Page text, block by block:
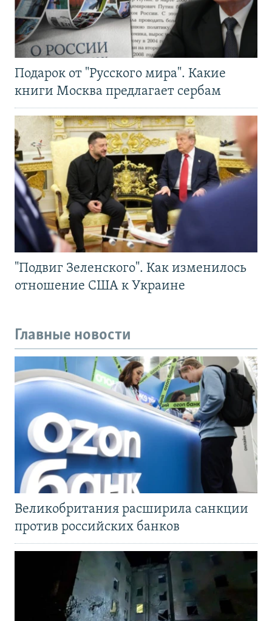
Подарок от "Русского мира". Какие
книги Москва предлагает сербам
"Подвиг Зеленского". Как изменилось
отношение США к Украине
Главные новости
Великобритания расширила санкции
против российских банков